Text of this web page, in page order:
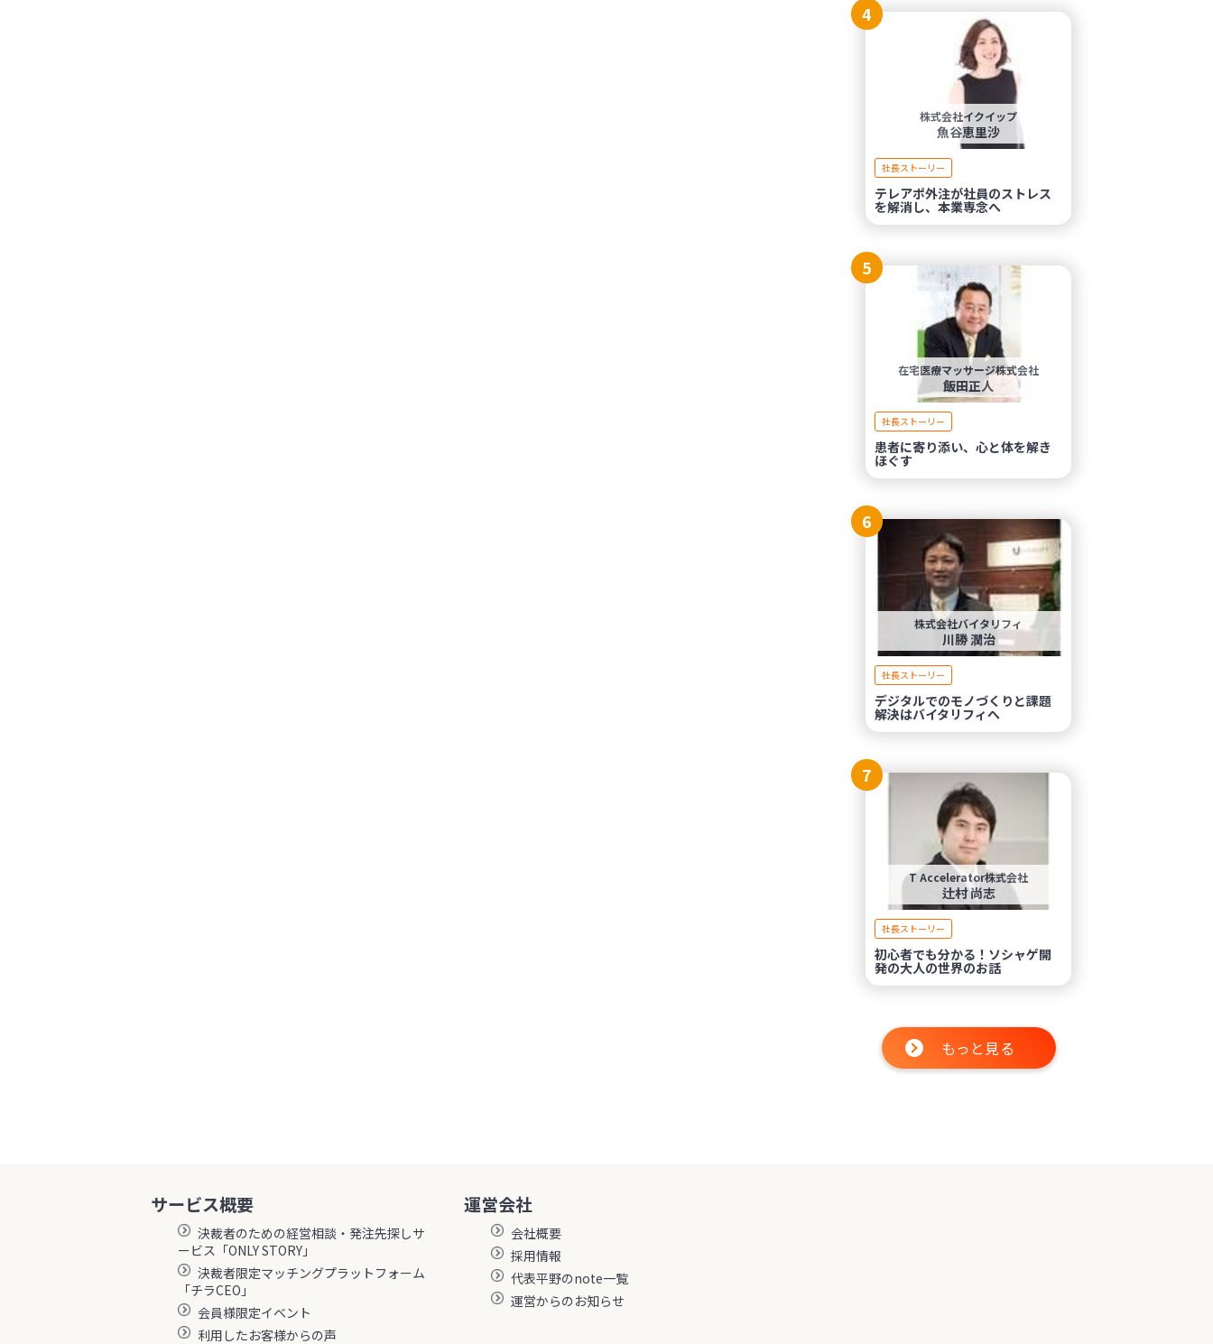
4
株式会社イクイップ
魚谷恵里沙
社長ストーリー
テレアポ外注が社員のストレス
を解消し、本業専念へ
5
在宅医療マッサージ株式会社
飯田正人
社長ストーリー
患者に寄り添い、心と体を解き
ほぐす
6
株式会社バイタリフィ
川勝 潤治
社長ストーリー
デジタルでのモノづくりと課題
解決はバイタリフィへ
7
T Accelerator株式会社
辻村 尚志
社長ストーリー
初心者でも分かる！ソシャゲ開
発の大人の世界のお話
もっと見る
サービス概要
決裁者のための経営相談・発注先探しサ
ービス「ONLY STORY」
決裁者限定マッチングプラットフォーム
「チラCEO」
会員様限定イベント
利用したお客様からの声
運営会社
会社概要
採用情報
代表平野のnote一覧
運営からのお知らせ